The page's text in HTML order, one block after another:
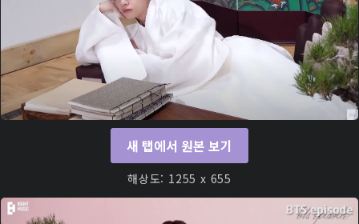
새 탭에서 원본 보기
해상도: 1255 x 655